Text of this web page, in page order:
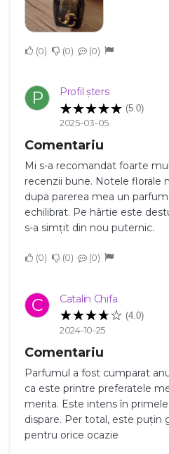
0 0 0
P Profil șters
(5.0)
2025-03-05
Comentariu
Mi s-a recomandat foarte
recenzii bune. Notele florale
dupa parerea mea un
echilibrat. Pe hârtie este
s-a simțit din nou puternic.
0 0 0
C Catalin Chifa
(4.0)
2024-10-25
Comentariu
Parfumul a fost cumparat
ca este printre preferatele
merita. Este intens în
dispare. Per total, este puțin
pentru orice ocazie